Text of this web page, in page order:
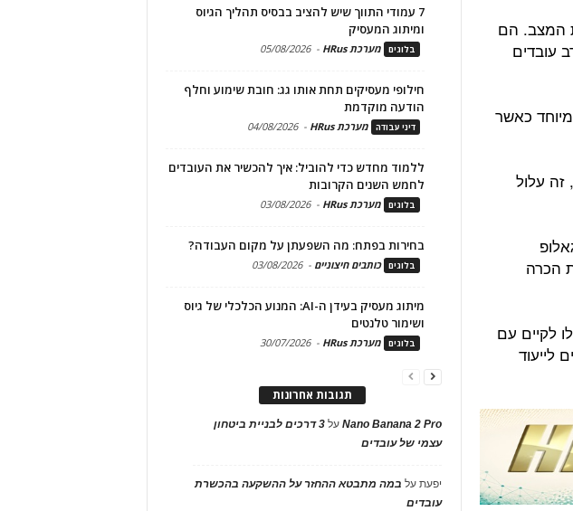
המצב. הם
עובדים
כאשר
זה עלול
הכרה
לקיים עם
לייעוד
7 עמודי התווך שיש להציב בבסיס תהליך הגיוס
ומיתוג המעסיק
בלוגים מערכת HRus -
05/08/2026
חילופי מעסיקים תחת אותו גג: חובת שימוע וחלף
הודעה מוקדמת
דיני עבודה מערכת HRus -
04/08/2026
ללמוד מחדש כדי להוביל: איך להכשיר את העובדים
לחמש השנים הקרובות
בלוגים מערכת HRus -
03/08/2026
בחירות בפתח: מה השפעתן על מקום העבודה?
בלוגים כותבים חיצוניים -
03/08/2026
מיתוג מעסיק בעידן ה-AI: המנוע הכלכלי של גיוס
ושימור טלנטים
בלוגים מערכת HRus -
30/07/2026
תגובות אחרונות
Nano Banana 2 Proעל
3 דרכים לבניית ביטחון
עצמי של עובדים
יפעתעל במה מתבטא ההחזר על ההשקעה בהכשרת
עובדים